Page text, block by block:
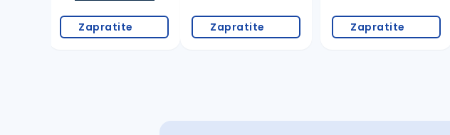
Zapratite Zapratite Zapratite